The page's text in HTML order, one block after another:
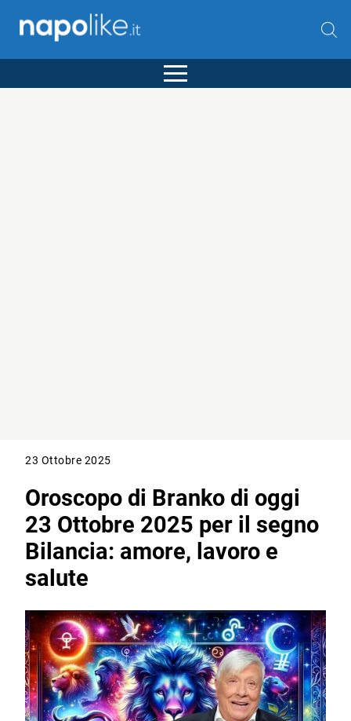
23 Ottobre 2025
Oroscopo di Branko di oggi
23 Ottobre 2025 per il segno
Bilancia: amore, lavoro e
salute